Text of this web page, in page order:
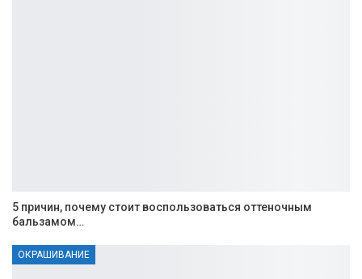
5 причин, почему стоит воспользоваться оттеночным
бальзамом…
ОКРАШИВАНИЕ